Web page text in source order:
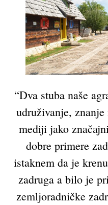
“Dva stuba naše
udruživanje,
mediji jako
dobre primere
istaknem da je
zadruga a bilo je
zemljoradničke